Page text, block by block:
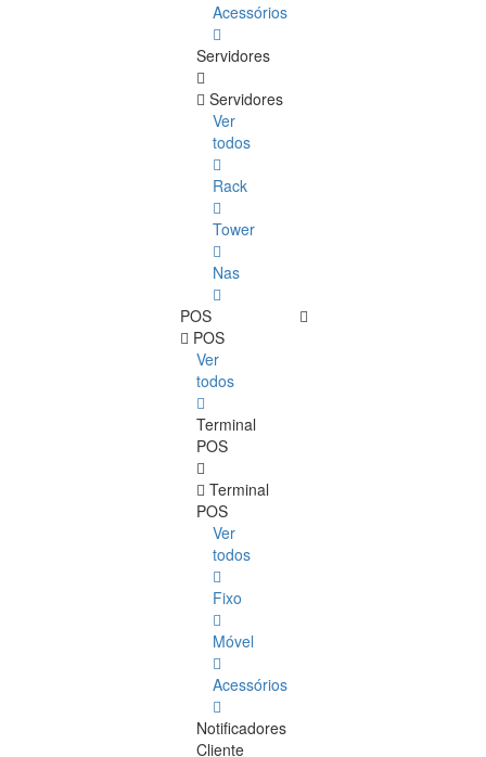
Acessórios
Servidores
Servidores
Ver
todos
Rack
Tower
Nas
POS
POS
Ver
todos
Terminal
POS
Terminal
POS
Ver
todos
Fixo
Móvel
Acessórios
Notificadores
Cliente